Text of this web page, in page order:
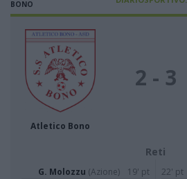
BONO
Atletico Bono
2 - 3
Reti
G. Molozzu (Azione)
19' pt
22' pt